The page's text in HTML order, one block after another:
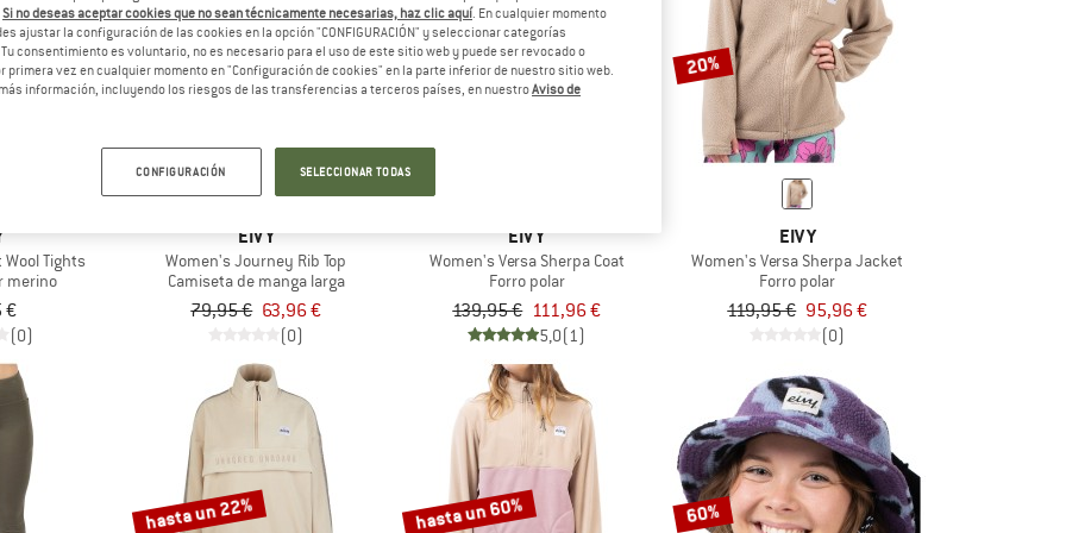
Tights
merino
€
(0)
20%
EIVY
Women's Journey Rib Top
Camiseta de manga larga
79,95 € 63,96 €
(0)
20%
EIVY
Women's Versa Sherpa Coat
Forro polar
139,95 € 111,96 €
5,0(1)
20%
EIVY
Women's Versa Sherpa Jacket
Forro polar
119,95 € 95,96 €
(0)
hasta un 22% hasta un 60% 60%
Si no deseas aceptar cookies que no sean técnicamente necesarias, haz clic aquí. En cualquier momento
ajustar la configuración de las cookies en la opción "CONFIGURACIÓN" y seleccionar categorías
consentimiento es voluntario, no es necesario para el uso de este sitio web y puede ser revocado o
primera vez en cualquier momento en "Configuración de cookies" en la parte inferior de nuestro sitio web.
información, incluyendo los riesgos de las transferencias a terceros países, en nuestroAviso de
CONFIGURACIÓN SELECCIONAR TODAS